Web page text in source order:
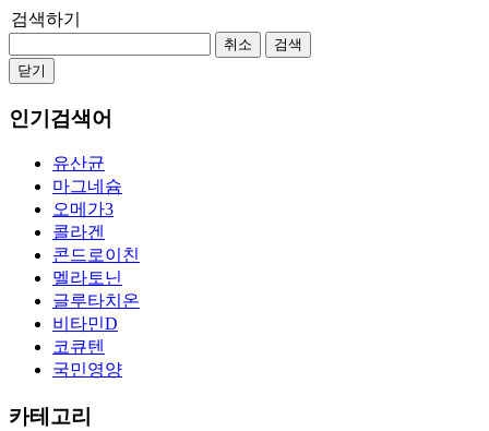
검색하기
취소
검색
닫기
인기검색어
유산균
마그네슘
오메가3
콜라겐
콘드로이친
멜라토닌
글루타치온
비타민D
코큐텐
국민영양
카테고리